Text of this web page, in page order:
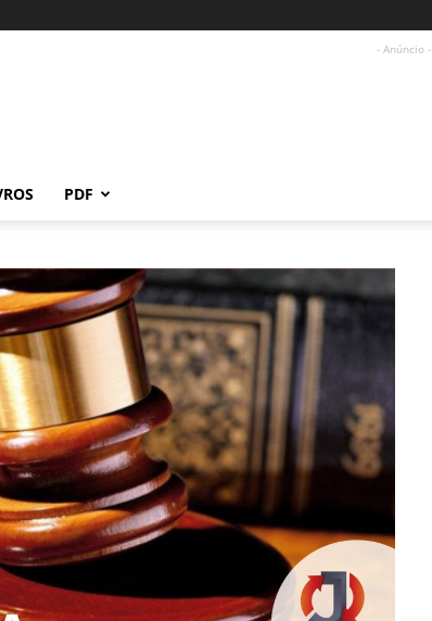
- Anúncio -
PDF